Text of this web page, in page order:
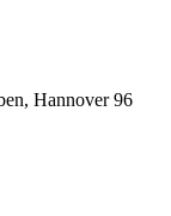
Hannover 96